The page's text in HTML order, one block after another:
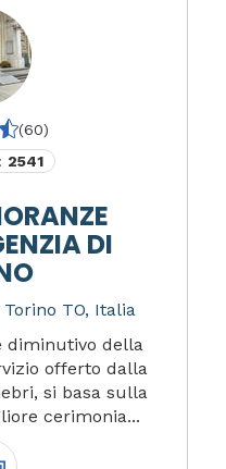
(60)
2541
DI
Torino TO, Italia
diminutivo della
offerto dalla
si basa sulla
cerimonia...